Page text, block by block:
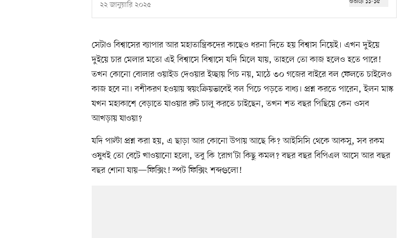
২২ জানুয়ারি ২০২৫
সেটাও বিশ্বাসের ব্যাপার আর মহাতান্ত্রিকদের কাছেও ধরনা দিতে হয় বিশ্বাস নিয়েই। এখন দুইয়ে
দুইয়ে চার মেলার মতো এই বিশ্বাসে বিশ্বাসে যদি মিলে যায়, তাহলে তো কাজ হলেও হতে পারে!
তখন কোনো বোলার ওয়াইড দেওয়ার ইচ্ছায় পিচ নয়, মাঠে ৩০ গজের বাইরে বল ফেলতে চাইলেও
কাজ হবে না। বশীকরণ হওয়ায় স্বয়ংক্রিয়ভাবেই বল পিচে পড়তে বাধ্য। প্রশ্ন করতে পারেন, ইলন মাস্ক
যখন মহাকাশে বেড়াতে যাওয়ার রুট চালু করতে চাইছেন, তখন শত বছর পিছিয়ে কেন ওসব
আখড়ায় যাওয়া?
যদি পাল্টা প্রশ্ন করা হয়, এ ছাড়া আর কোনো উপায় আছে কি? আইসিসি থেকে আকসু, সব রকম
ওষুধই তো বেটে খাওয়ানো হলো, তবু কি ‘রোগ’টা কিছু কমল? বছর বছর বিপিএল আসে আর বছর
বছর শোনা যায়—ফিক্সিং! স্পট ফিক্সিং শব্দগুলো!